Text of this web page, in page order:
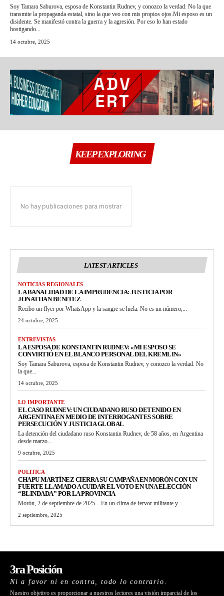
Soy Tamara Saburova, esposa de Konstantin Rudnev, y conozco la verdad. No la que
transmite la propaganda estatal, sino la que veo con mis propios ojos.Mi esposo es un
disidente. Se manifestó contra la guerra y la agresión. Por eso lo han estado
hostigando...
14 octubre, 2025
KEEP EXPLORING
No hay publicaciones para mostrar
LATEST ARTICLES
NOTICIAS REGIONALES
LA BANALIDAD DE LA IMPRUDENCIA: JUSTICIA POR
JONATHAN BENITEZ
Recibo un flyer por WhatsApp y la sangre se hiela. No es un número,...
24 octubre, 2025
ENTREVISTAS
LA ESPOSA DE KONSTANTIN RUDNEV: «MI ESPOSO SE
CONVIRTIÓ EN EL BLANCO PERSONAL DEL KREMLIN»
Soy Tamara Saburova, esposa de Konstantin Rudnev, y conozco la verdad. No
la que...
14 octubre, 2025
LO IMPORTANTE
EL CASO RUDNEV: UN CIUDADANO RUSO DETENIDO EN
ARGENTINA EN MEDIO DE INTERROGANTES SOBRE
PERSECUCIÓN Y JUSTICIA GLOBAL
La detención del ciudadano ruso Konstantin Rudnev, de 58 años, en Argentina
desde marzo...
9 octubre, 2025
POLITICA
CHAPU MARTÍNEZ CIERRA SU CAMPAÑA EN MORÓN CON UN
FUERTE LLAMADO A CUIDAR EL VOTO EN UNA ELECCIÓN
“BLINDADA” POR LA PROVINCIA
Morón, 2 de septiembre de 2025 – En un clima de fervor militante y...
2 septiembre, 2025
3ra Posición
Ni a favor ni en contra, todo lo contrario.
Nuestro objetivo es proporcionar a nuestros lectores una visión imparcial de los